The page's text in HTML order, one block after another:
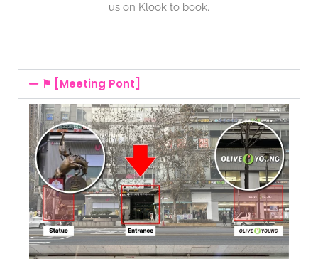
us on Klook to book.
⚑ [Meeting Pont]